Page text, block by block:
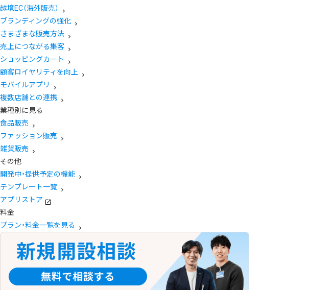
越境EC（海外販売）
ブランディングの強化
さまざまな販売方法
売上につながる集客
ショッピングカート
顧客ロイヤリティを向上
モバイルアプリ
複数店舗との連携
業種別に見る
食品販売
ファッション販売
雑貨販売
その他
開発中・提供予定の機能
テンプレート一覧
アプリストア
料金
プラン・料金一覧を見る